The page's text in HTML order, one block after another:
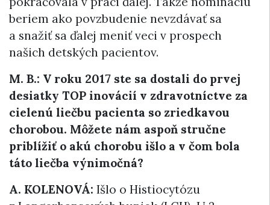
beriem ako povzbudenie nevzdávať sa
a snažiť sa ďalej meniť veci v prospech
našich detských pacientov.
M. B.: V roku 2017 ste sa dostali do prvej
desiatky TOP inovácií v zdravotníctve za
cielenú liečbu pacienta so zriedkavou
chorobou. Môžete nám aspoň stručne
priblížiť o akú chorobu išlo a v čom bola
táto liečba výnimočná?
A. KOLENOVÁ: Išlo o Histiocytózu